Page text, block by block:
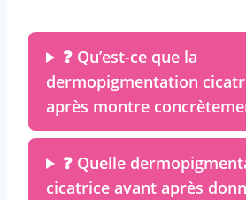
❓ Qu’est-ce que la
dermopigmentation
après montre
❓ Quelle
cicatrice avant après